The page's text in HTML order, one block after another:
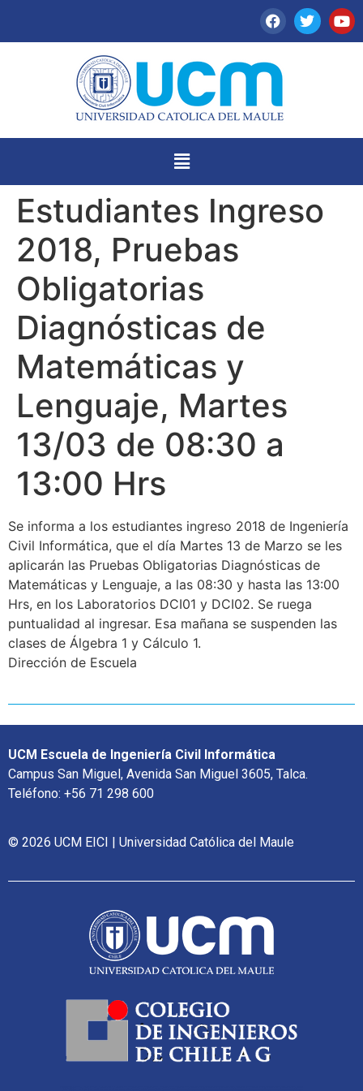
Estudiantes Ingreso
2018, Pruebas
Obligatorias
Diagnósticas de
Matemáticas y
Lenguaje, Martes
13/03 de 08:30 a
13:00 Hrs
Se informa a los estudiantes ingreso 2018 de Ingeniería
Civil Informática, que el día Martes 13 de Marzo se les
aplicarán las Pruebas Obligatorias Diagnósticas de
Matemáticas y Lenguaje, a las 08:30 y hasta las 13:00
Hrs, en los Laboratorios DCI01 y DCI02. Se ruega
puntualidad al ingresar. Esa mañana se suspenden las
clases de Álgebra 1 y Cálculo 1.
Dirección de Escuela
UCM Escuela de Ingeniería Civil Informática
Campus San Miguel, Avenida San Miguel 3605, Talca.
Teléfono: +56 71 298 600
© 2026 UCM EICI | Universidad Católica del Maule